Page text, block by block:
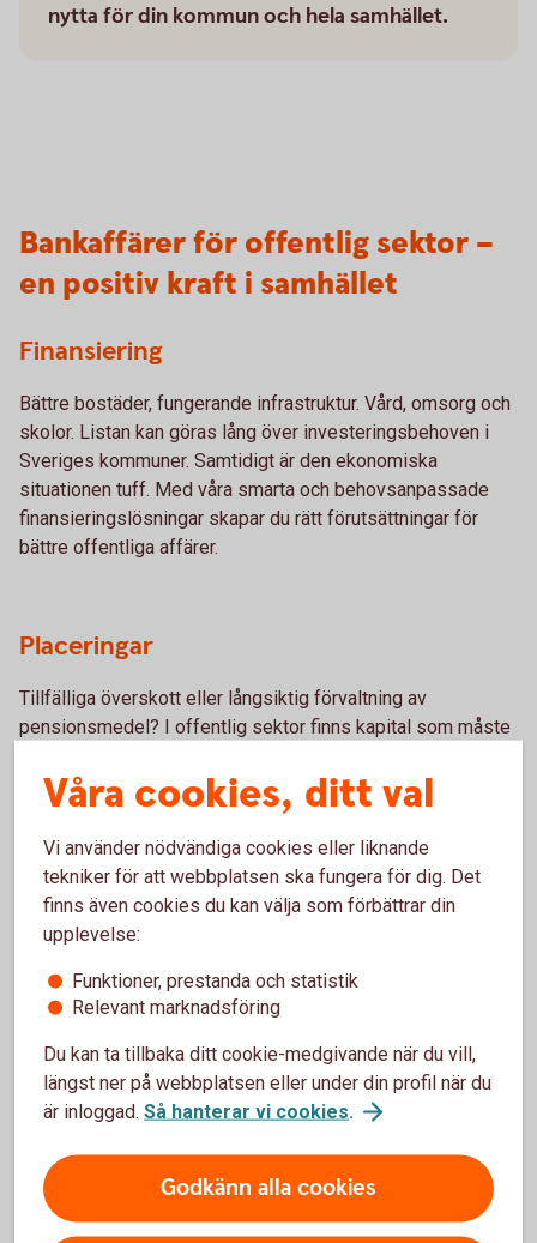
nytta för din kommun och hela samhället.
Bankaffärer för offentlig sektor –
en positiv kraft i samhället
Finansiering
Bättre bostäder, fungerande infrastruktur. Vård, omsorg och
skolor. Listan kan göras lång över investeringsbehoven i
Sveriges kommuner. Samtidigt är den ekonomiska
situationen tuff. Med våra smarta och behovsanpassade
finansieringslösningar skapar du rätt förutsättningar för
bättre offentliga affärer.
Placeringar
Tillfälliga överskott eller långsiktig förvaltning av
pensionsmedel? I offentlig sektor finns kapital som måste
placeringsalternativ och fonder, många med särskild etik-
och miljöinriktning.
Betalningar
(både tid och pengar) på att se över kommunens
betalningsflöden. Med våra tjänster blir kommunens
hantering av in- och utgående betalningar enklare, och
arbetet med reskontran och bokföring mindre.
Digitala tjänster
Nya lösningar som gör vardagen enklare för våra kunder
Våra cookies, ditt val
Vi använder nödvändiga cookies eller liknande
tekniker för att webbplatsen ska fungera för dig. Det
finns även cookies du kan välja som förbättrar din
upplevelse:
Funktioner, prestanda och statistik
Relevant marknadsföring
Du kan ta tillbaka ditt cookie-medgivande när du vill,
längst ner på webbplatsen eller under din profil när du
är inloggad. Så hanterar vi cookies.
Godkänn alla cookies